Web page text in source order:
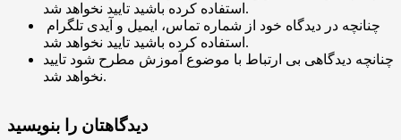
استفاده کرده باشید تایید نخواهد شد.
استفاده کرده باشید تایید نخواهد شد.
چنانچه دیدگاهی بی ارتباط با موضوع آموزش مطرح شود تایید
نخواهد شد.
دیدگاهتان را بنویسید